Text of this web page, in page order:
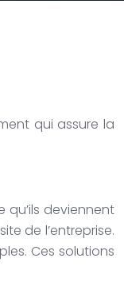
qui assure la
deviennent
de l’entreprise.
Ces solutions